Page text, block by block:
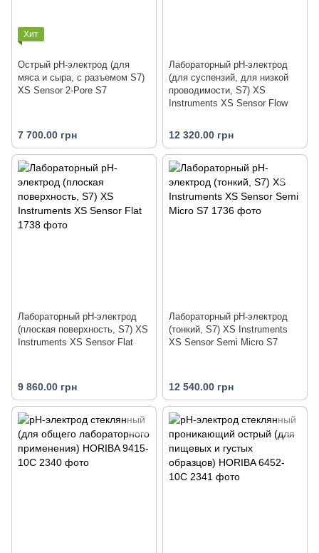
Хит
Острый pH-электрод (для
мяса и сыра, с разъемом S7)
XS Sensor 2-Pore S7
7 700.00 грн
Лабораторный pH-электрод
(для суспензий, для низкой
проводимости, S7) XS
Instruments XS Sensor Flow
12 320.00 грн
Лабораторный pH-электрод
(плоская поверхность, S7) XS
Instruments XS Sensor Flat
9 860.00 грн
Лабораторный pH-электрод
(тонкий, S7) XS Instruments
XS Sensor Semi Micro S7
12 540.00 грн